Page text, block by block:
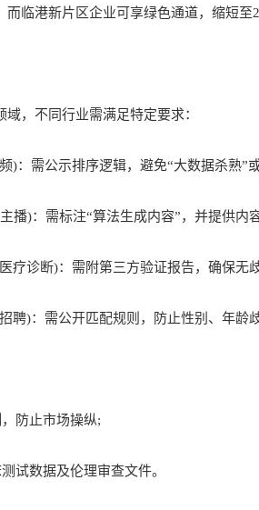
临港新片区企业可享绿色通道，缩短至
，不同行业需满足特定要求：
需公示排序逻辑，避免“大数据杀熟”或
)：需标注“算法生成内容”，并提供内容
诊断)：需附第三方验证报告，确保无歧
)：需公开匹配规则，防止性别、年龄歧
防止市场操纵;
数据及伦理审查文件。